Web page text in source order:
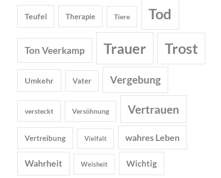
Teufel Therapie Tiere Tod
Ton Veerkamp Trauer Trost
Umkehr Vater Vergebung
versteckt Versöhnung Vertrauen
Vertreibung Vielfalt wahres Leben
Wahrheit Weisheit Wichtig